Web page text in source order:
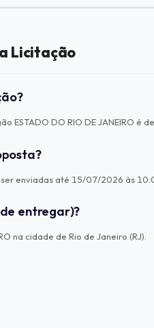
Licitação
DO RIO DE JANEIRO é de
enviadas até 15/07/2026 às
entregar)?
na cidade de Rio de Janeiro (RJ).